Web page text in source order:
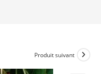
Produit suivant